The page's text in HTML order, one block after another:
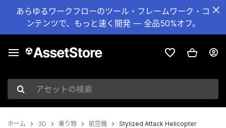
あらゆるワークフローのツール・フレームワーク・コ
ンテンツで、もっと速く開発 — 全品50%オフ。
アセットの検索
ホーム 3D 乗り物 航空機 Stylized Attack Helicopter